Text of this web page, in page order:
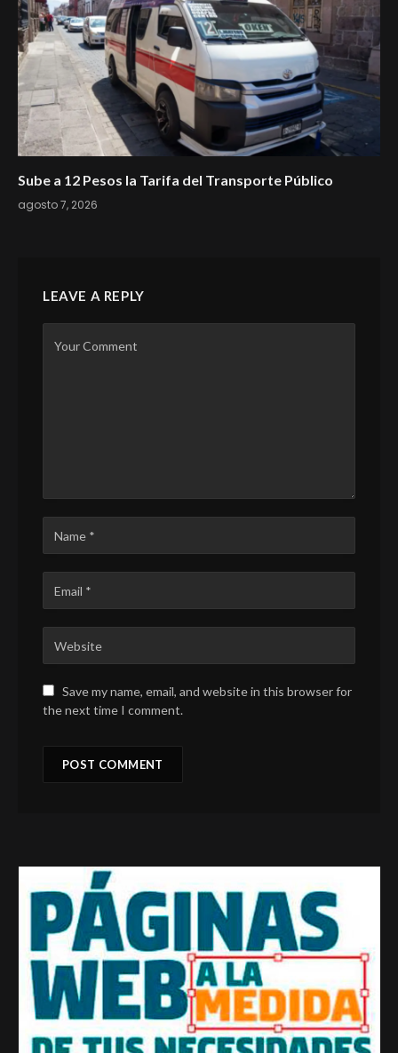
Sube a 12 Pesos la Tarifa del Transporte Público
agosto 7, 2026
LEAVE A REPLY
Save my name, email, and website in this browser for
the next time I comment.